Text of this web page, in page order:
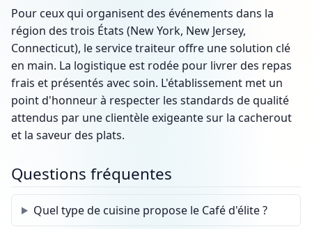
Pour ceux qui organisent des événements dans la
région des trois États (New York, New Jersey,
Connecticut), le service traiteur offre une solution clé
en main. La logistique est rodée pour livrer des repas
frais et présentés avec soin. L'établissement met un
point d'honneur à respecter les standards de qualité
attendus par une clientèle exigeante sur la cacherout
et la saveur des plats.
Questions fréquentes
Quel type de cuisine propose le Café d'élite ?